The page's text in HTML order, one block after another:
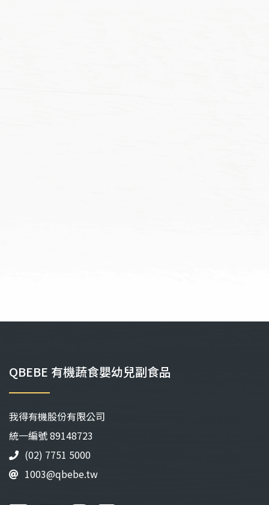
QBEBE 有機蔬食嬰幼兒副食品
我得有機股份有限公司
統⼀編號 89148723
(02) 7751 5000
1003@qbebe.tw